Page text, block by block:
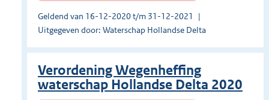
Geldend van 16-12-2020 t/m 31-12-2021
Uitgegeven door: Waterschap Hollandse Delta
Verordening Wegenheffing
waterschap Hollandse Delta 2020